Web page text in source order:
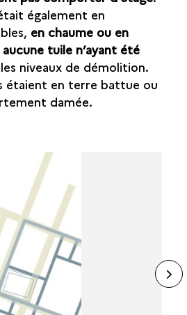
également en
en chaume ou en
tuile n’ayant été
niveaux de démolition.
étaient en terre battue ou
damée.